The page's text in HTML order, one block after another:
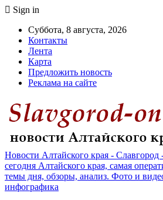
Sign in
Суббота, 8 августа, 2026
Контакты
Лента
Карта
Предложить новость
Реклама на сайте
Новости Алтайского края - Славгород
сегодня Алтайского края, самая
темы дня, обзоры, анализ. Фото и
инфографика